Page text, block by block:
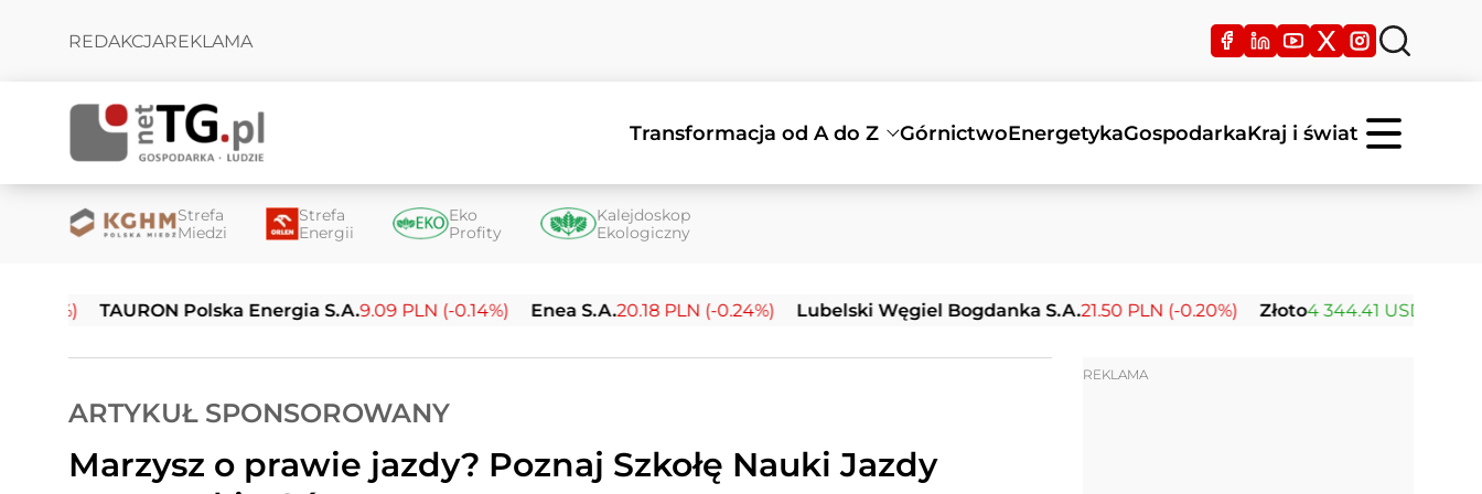
REDAKCJAREKLAMA
Transformacja od A do Z GórnictwoEnergetykaGospodarkaKraj i świat
Strefa
Miedzi
Strefa
Energii
Eko
Profity
Kalejdoskop
Ekologiczny
Polska Energia S.A.9.09 PLN (-0.14%) Enea S.A.20.18 PLN (-0.24%) Lubelski Węgiel Bogdanka S.A.21.50 PLN (-0.20%) Złoto4 344.41 USD (+2.45%) Srebro
ARTYKUŁ SPONSOROWANY
Marzysz o prawie jazdy? Poznaj Szkołę Nauki Jazdy
REKLAMA